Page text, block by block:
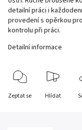
detailní práci i
provedení s opěrkou
kontrolu při práci.
Detailní informace
Zeptat se Hlídat